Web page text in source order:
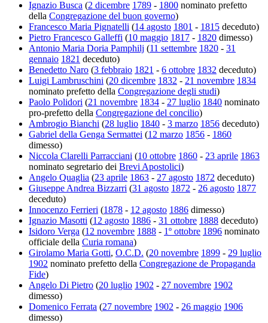
Ignazio Busca (2 dicembre 1789 - 1800 nominato prefetto
della Congregazione del buon governo)
Francesco Maria Pignatelli (14 agosto 1801 - 1815 deceduto)
Pietro Francesco Galleffi (10 maggio 1817 - 1820 dimesso)
Antonio Maria Doria Pamphilj (11 settembre 1820 - 31
gennaio 1821 deceduto)
Benedetto Naro (3 febbraio 1821 - 6 ottobre 1832 deceduto)
Luigi Lambruschini (20 dicembre 1832 - 21 novembre 1834
nominato prefetto della Congregazione degli studi)
Paolo Polidori (21 novembre 1834 - 27 luglio 1840 nominato
pro-prefetto della Congregazione del concilio)
Ambrogio Bianchi (28 luglio 1840 - 3 marzo 1856 deceduto)
Gabriel della Genga Sermattei (12 marzo 1856 - 1860
dimesso)
Niccola Clarelli Parracciani (10 ottobre 1860 - 23 aprile 1863
nominato segretario dei Brevi Apostolici)
Angelo Quaglia (23 aprile 1863 - 27 agosto 1872 deceduto)
Giuseppe Andrea Bizzarri (31 agosto 1872 - 26 agosto 1877
deceduto)
Innocenzo Ferrieri (1878 - 12 agosto 1886 dimesso)
Ignazio Masotti (12 agosto 1886 - 31 ottobre 1888 deceduto)
Isidoro Verga (12 novembre 1888 - 1º ottobre 1896 nominato
officiale della Curia romana)
Girolamo Maria Gotti, O.C.D. (20 novembre 1899 - 29 luglio
1902 nominato prefetto della Congregazione de Propaganda
Fide)
Angelo Di Pietro (20 luglio 1902 - 27 novembre 1902
dimesso)
Domenico Ferrata (27 novembre 1902 - 26 maggio 1906
dimesso)